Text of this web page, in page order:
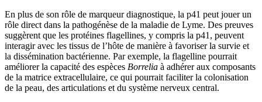
En plus de son rôle de marqueur diagnostique, la p41 peut jouer un
rôle direct dans la pathogénèse de la maladie de Lyme. Des preuves
suggèrent que les protéines flagellines, y compris la p41, peuvent
interagir avec les tissus de l’hôte de manière à favoriser la survie et
la dissémination bactérienne. Par exemple, la flagelline pourrait
améliorer la capacité des espèces Borrelia à adhérer aux composants
de la matrice extracellulaire, ce qui pourrait faciliter la colonisation
de la peau, des articulations et du système nerveux central.